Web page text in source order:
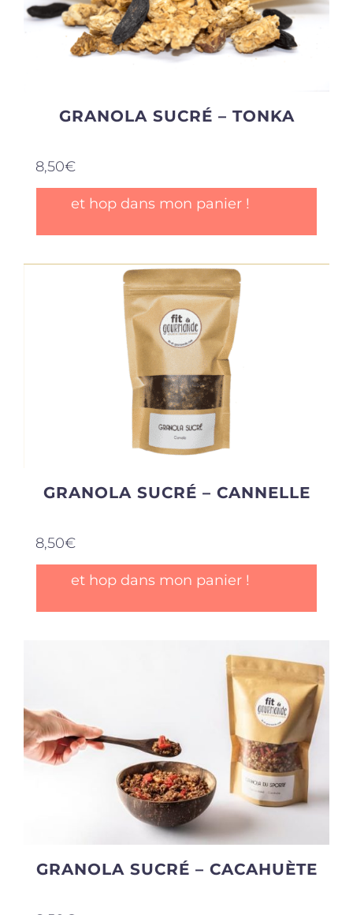
GRANOLA SUCRÉ – TONKA
8,50€
et hop dans mon panier !
GRANOLA SUCRÉ – CANNELLE
8,50€
et hop dans mon panier !
GRANOLA SUCRÉ – CACAHUÈTE